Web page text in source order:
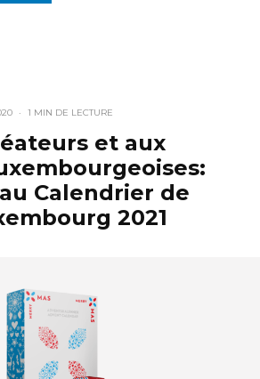
· 1 MIN DE LECTURE
et aux
Calendrier de
2021